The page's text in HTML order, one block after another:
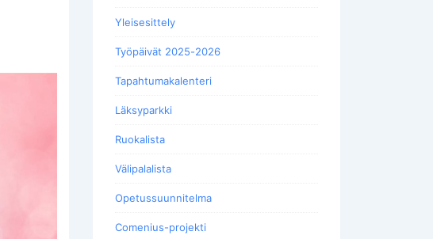
Yleisesittely
Työpäivät 2025-2026
Tapahtumakalenteri
Läksyparkki
Ruokalista
Välipalalista
Opetussuunnitelma
Comenius-projekti